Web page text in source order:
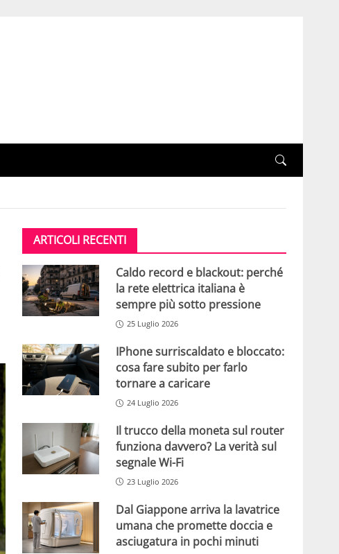
ARTICOLI RECENTI
Caldo record e blackout: perché
la rete elettrica italiana è
sempre più sotto pressione
25 Luglio 2026
IPhone surriscaldato e bloccato:
cosa fare subito per farlo
tornare a caricare
24 Luglio 2026
Il trucco della moneta sul router
funziona davvero? La verità sul
segnale Wi-Fi
23 Luglio 2026
Dal Giappone arriva la lavatrice
umana che promette doccia e
asciugatura in pochi minuti